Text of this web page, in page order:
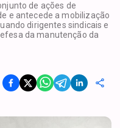
de ações de
e antecede a mobilização
dirigentes sindicais e
da manutenção da